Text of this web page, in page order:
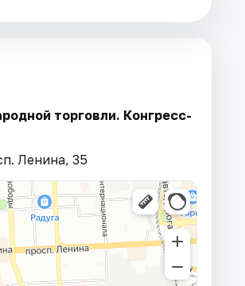
торговли. Конгресс-
Ленина, 35